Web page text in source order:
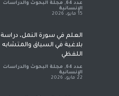
عدد 64 , مجلة البحوث والدراسات
الإنسانية
15 مايو، 2026
العلم في سورة النمل، دراسة
بلاغية في السياق والمتشابه
اللفظي
عدد 64 , مجلة البحوث والدراسات
الإنسانية
22 مايو، 2026